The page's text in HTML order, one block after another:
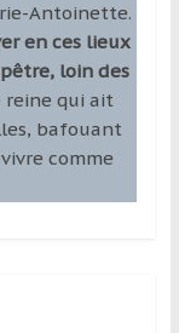
Antoinette.
en ces lieux
loin des
reine qui ait
bafouant
comme